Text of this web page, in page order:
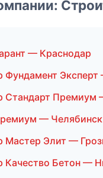
— Краснодар
Фундамент
Стандарт Премиум
— Челябинск
Мастер Элит —
Качество Бетон —